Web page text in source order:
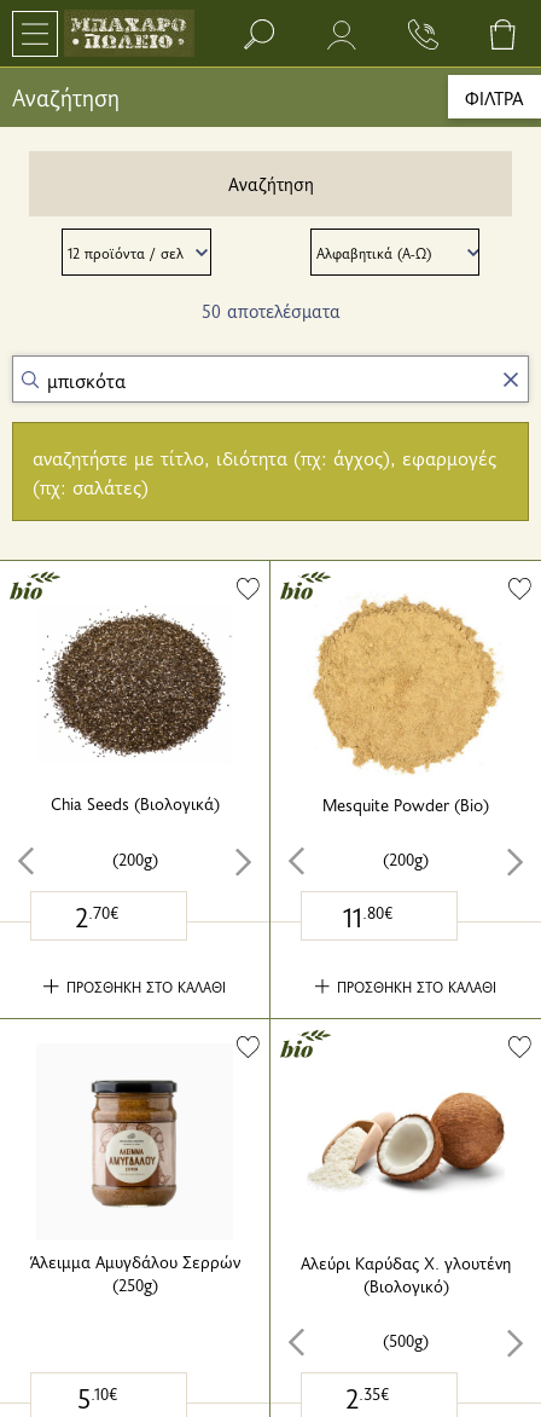
Search bar input field
Αναζήτηση ΦΙΛΤΡΑ
Αναζήτηση
50 αποτελέσματα
αναζητήστε με τίτλο, ιδιότητα (πχ: άγχος), εφαρμογές
(πχ: σαλάτες)
Chia Seeds (Βιολογικά)
(200g)
2.70€
ΠΡΟΣΘΗΚΗ ΣΤΟ ΚΑΛΑΘΙ
Mesquite Powder (Bio)
(200g)
11.80€
ΠΡΟΣΘΗΚΗ ΣΤΟ ΚΑΛΑΘΙ
Άλειμμα Αμυγδάλου Σερρών
(250g)
5.10€
Αλεύρι Καρύδας Χ. γλουτένη
(Βιολογικό)
(500g)
2.35€